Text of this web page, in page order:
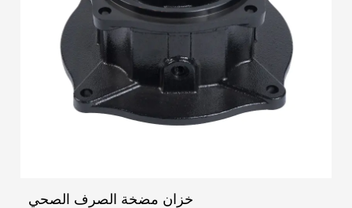
خزان مضخة الصرف الصحي